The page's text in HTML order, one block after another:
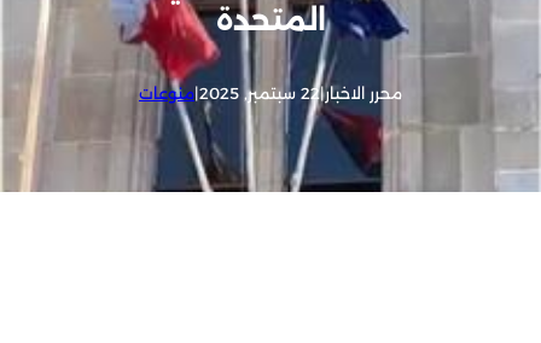
المتحدة
محرر الاخبار|22 سبتمبر, 2025 |منوعات